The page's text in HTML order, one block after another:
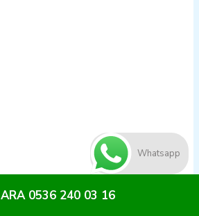
Whatsapp
ARA 0536 240 03 16